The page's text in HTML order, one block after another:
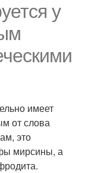
у
имеет
от слова
это
мирсины, а